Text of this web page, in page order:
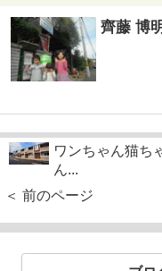
齊藤 博
ワンちゃん猫ち
ん...
＜ 前のページ